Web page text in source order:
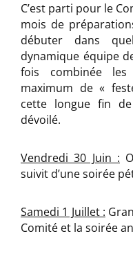
C’est parti pour le
mois de
débuter dans
dynamique équipe
fois combinée
maximum de «
cette longue fin
dévoilé.
Vendredi 30 Juin :
suivit d’une soirée
Samedi 1 Juillet :
Comité et la soirée